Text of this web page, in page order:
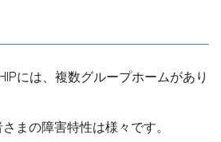
には、複数グループホームがあり
まの障害特性は様々です。